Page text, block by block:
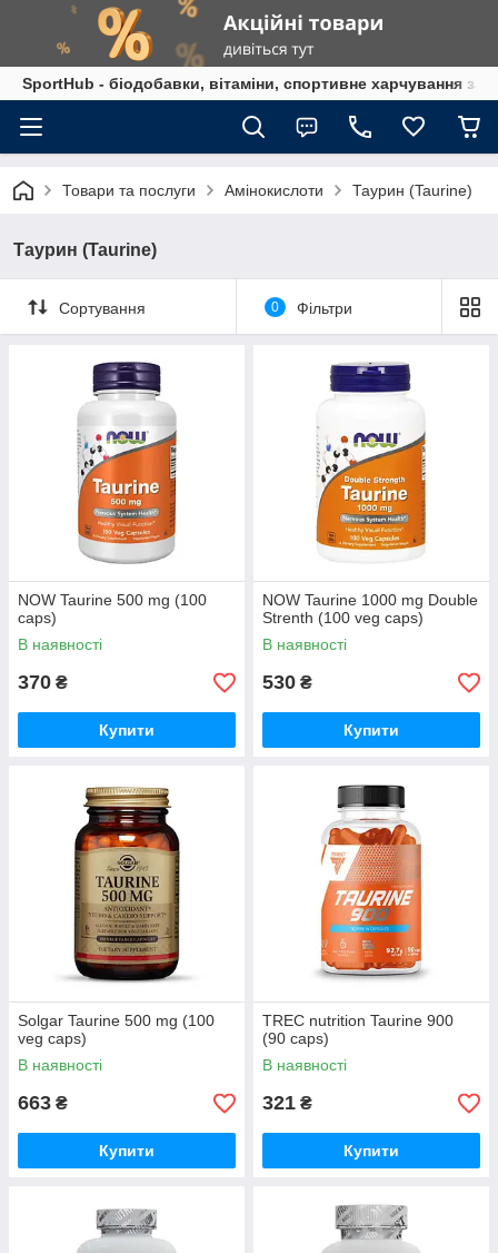
SportHub - біодобавки, вітаміни, спортивне харчування за
Товари та послуги Амінокислоти Таурин (Taurine)
Таурин (Taurine)
Сортування 0 Фільтри
NOW Taurine 500 mg (100
caps)
В наявності
370 ₴
Купити
NOW Taurine 1000 mg Double
Strenth (100 veg caps)
В наявності
530 ₴
Купити
Solgar Taurine 500 mg (100
veg caps)
В наявності
663 ₴
Купити
TREC nutrition Taurine 900
(90 caps)
В наявності
321 ₴
Купити